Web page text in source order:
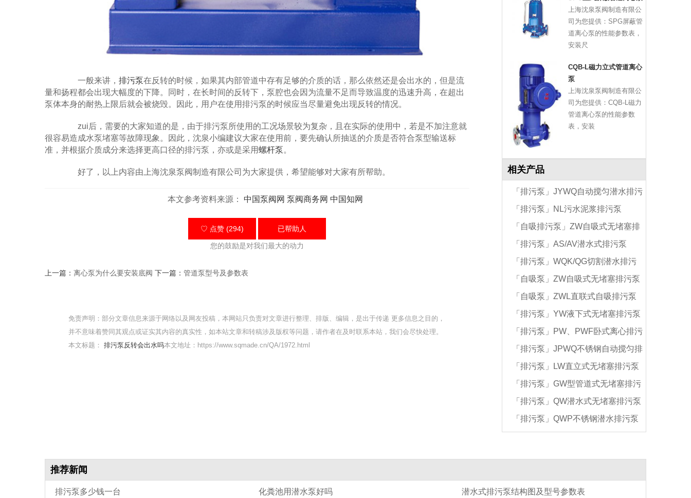
一般来讲， 排污泵在反转的时候，如果其内部管道中存有足够的介质的话，那么依然还是会出水的，但是流
量和扬程都会出现大幅度的下降。同时，在长时间的反转下，泵腔也会因为流量不足而导致温度的迅速升高，在超出
泵体本身的耐热上限后就会被烧毁。因此，用户在使用排污泵的时候应当尽量避免出现反转的情况。
zui后，需要的大家知道的是，由于排污泵所使用的工况场景较为复杂，且在实际的使用中，若是不加注意就
很容易造成水泵堵塞等故障现象。因此，沈泉小编建议大家在使用前，要先确认所抽送的介质是否符合泵型输送标
准，并根据介质成分来选择更高口径的排污泵，亦或是采用螺杆泵。
好了，以上内容由上海沈泉泵阀制造有限公司为大家提供，希望能够对大家有所帮助。
本文参考资料来源： 中国泵阀网 泵阀商务网 中国知网
♡ 点赞 (294) 已帮助人
您的鼓励是对我们最大的动力
上一篇： 离心泵为什么要安装底阀 下一篇： 管道泵型号及参数表
免责声明：部分文章信息来源于网络以及网友投稿，本网站只负责对文章进行整理、排版、编辑，是出于传递 更多信息之目的，
并不意味着赞同其观点或证实其内容的真实性，如本站文章和转稿涉及版权等问题，请作者在及时联系本站，我们会尽快处理。
本文标题： 排污泵反转会出水吗本文地址：https://www.sqmade.cn/QA/1972.html
上海沈泉泵阀制造有限公
司为您提供：SPG屏蔽管
道离心泵的性能参数表，
安装尺
CQB-L磁力立式管道离心
泵
上海沈泉泵阀制造有限公
司为您提供：CQB-L磁力
管道离心泵的性能参数
表，安装
相关产品
「排污泵」JYWQ自动搅匀潜水排污
「排污泵」NL污水泥浆排污泵
「自吸排污泵」ZW自吸式无堵塞排
污泵「排污泵」AS/AV潜水式排污泵
「排污泵」WQK/QG切割潜水排污
「自吸泵」ZW自吸式无堵塞排污泵
「自吸泵」ZWL直联式自吸排污泵
「排污泵」YW液下式无堵塞排污泵
「排污泵」PW、PWF卧式离心排污
「排污泵」JPWQ不锈钢自动搅匀排
污泵「排污泵」LW直立式无堵塞排污泵
「排污泵」GW型管道式无堵塞排污
「排污泵」QW潜水式无堵塞排污泵
「排污泵」QWP不锈钢潜水排污泵
推荐新闻
排污泵多少钱一台 化粪池用潜水泵好吗 潜水式排污泵结构图及型号参数表